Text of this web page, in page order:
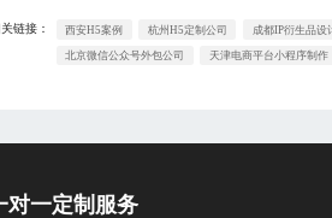
链接： 西安H5案例 杭州H5定制公司 成都IP衍生品设
北京微信公众号外包公司 天津电商平台小程序制作
对一定制服务